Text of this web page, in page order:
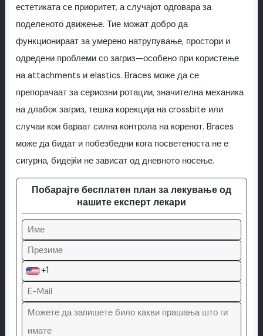
естетиката се приоритет, а случајот одговара за
поделеното движење. Тие можат добро да
функционираат за умерено натрупување, простори и
одредени проблеми со загриз—особено при користење
на attachments и elastics. Braces може да се
препорачаат за сериозни ротации, значителна механика
на длабок загриз, тешка корекција на crossbite или
случаи кои бараат силна контрола на коренот. Braces
може да бидат и побезбедни кога посветеноста не е
сигурна, бидејќи не зависат од дневното носење.
Побарајте бесплатен план за лекување од
нашите експерт лекари
+1